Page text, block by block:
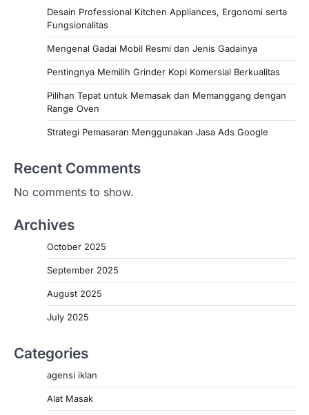
Desain Professional Kitchen Appliances, Ergonomi serta
Fungsionalitas
Mengenal Gadai Mobil Resmi dan Jenis Gadainya
Pentingnya Memilih Grinder Kopi Komersial Berkualitas
Pilihan Tepat untuk Memasak dan Memanggang dengan
Range Oven
Strategi Pemasaran Menggunakan Jasa Ads Google
Recent Comments
No comments to show.
Archives
October 2025
September 2025
August 2025
July 2025
Categories
agensi iklan
Alat Masak